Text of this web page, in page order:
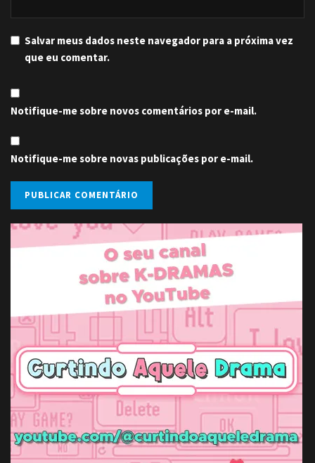
Salvar meus dados neste navegador para a próxima vez
que eu comentar.
Notifique-me sobre novos comentários por e-mail.
Notifique-me sobre novas publicações por e-mail.